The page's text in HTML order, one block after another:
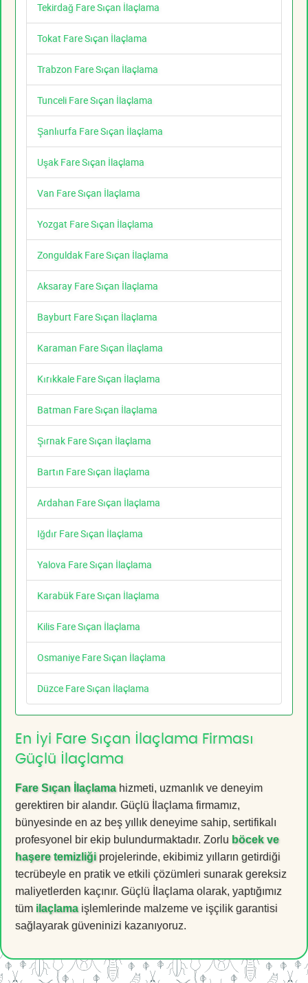
Tekirdağ Fare Sıçan İlaçlama
Tokat Fare Sıçan İlaçlama
Trabzon Fare Sıçan İlaçlama
Tunceli Fare Sıçan İlaçlama
Şanlıurfa Fare Sıçan İlaçlama
Uşak Fare Sıçan İlaçlama
Van Fare Sıçan İlaçlama
Yozgat Fare Sıçan İlaçlama
Zonguldak Fare Sıçan İlaçlama
Aksaray Fare Sıçan İlaçlama
Bayburt Fare Sıçan İlaçlama
Karaman Fare Sıçan İlaçlama
Kırıkkale Fare Sıçan İlaçlama
Batman Fare Sıçan İlaçlama
Şırnak Fare Sıçan İlaçlama
Bartın Fare Sıçan İlaçlama
Ardahan Fare Sıçan İlaçlama
Iğdır Fare Sıçan İlaçlama
Yalova Fare Sıçan İlaçlama
Karabük Fare Sıçan İlaçlama
Kilis Fare Sıçan İlaçlama
Osmaniye Fare Sıçan İlaçlama
Düzce Fare Sıçan İlaçlama
En İyi Fare Sıçan İlaçlama Firması
Güçlü İlaçlama
Fare Sıçan İlaçlamahizmeti, uzmanlık ve deneyim
gerektiren bir alandır. Güçlü İlaçlama firmamız,
bünyesinde en az beş yıllık deneyime sahip, sertifikalı
profesyonel bir ekip bulundurmaktadır. Zorlu böcek ve
haşere temizliği projelerinde, ekibimiz yılların getirdiği
tecrübeyle en pratik ve etkili çözümleri sunarak gereksiz
maliyetlerden kaçınır. Güçlü İlaçlama olarak, yaptığımız
tüm ilaçlamaişlemlerinde malzeme ve işçilik garantisi
sağlayarak güveninizi kazanıyoruz.